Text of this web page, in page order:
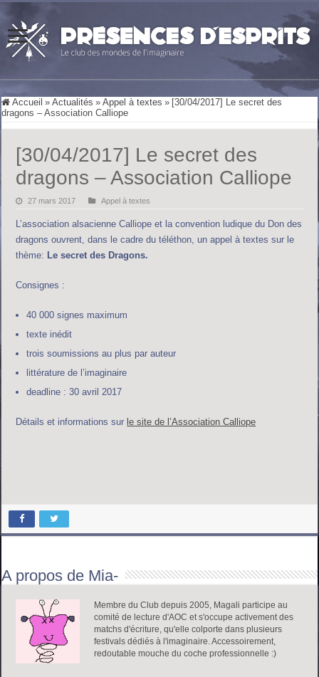
Accueil » Actualités » Appel à textes » [30/04/2017] Le secret des
dragons – Association Calliope
[30/04/2017] Le secret des
dragons – Association Calliope
27 mars 2017 Appel à textes
L’association alsacienne Calliope et la convention ludique du Don des
dragons ouvrent, dans le cadre du téléthon, un appel à textes sur le
thème: Le secret des Dragons.
Consignes :
40 000 signes maximum
texte inédit
trois soumissions au plus par auteur
littérature de l’imaginaire
deadline : 30 avril 2017
Détails et informations sur le site de l’Association Calliope
A propos de Mia-
Membre du Club depuis 2005, Magali participe au
comité de lecture d'AOC et s'occupe activement des
matchs d'écriture, qu'elle colporte dans plusieurs
festivals dédiés à l'imaginaire. Accessoirement,
redoutable mouche du coche professionnelle :)